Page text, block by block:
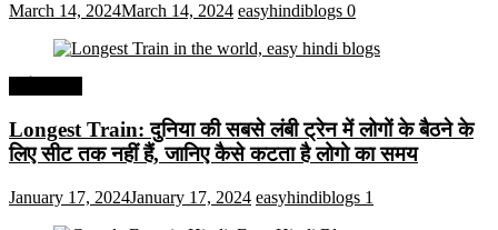
March 14, 2024March 14, 2024 easyhindiblogs 0
Longest Train: दुनिया की सबसे लंबी ट्रेन में लोगों के बैठने के
लिए सीट तक ​​नहीं हैं, जानिए कैसे कटता है लोगो का समय
January 17, 2024January 17, 2024 easyhindiblogs 1